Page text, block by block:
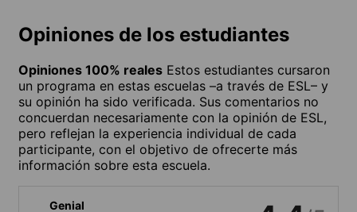
Opiniones de los estudiantes
Opiniones 100% reales Estos estudiantes cursaron
un programa en estas escuelas –a través de ESL– y
su opinión ha sido verificada. Sus comentarios no
concuerdan necesariamente con la opinión de ESL,
pero reflejan la experiencia individual de cada
participante, con el objetivo de ofrecerte más
información sobre esta escuela.
Genial